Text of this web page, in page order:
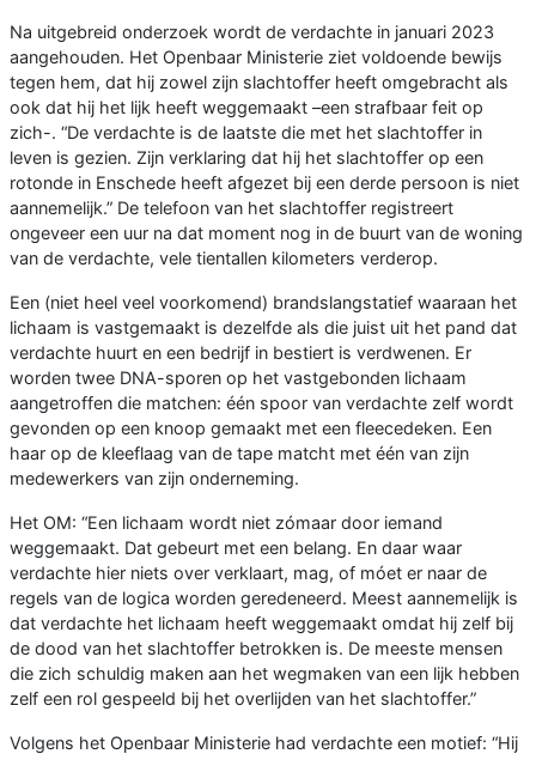
Na uitgebreid onderzoek wordt de verdachte in januari 2023
aangehouden. Het Openbaar Ministerie ziet voldoende bewijs
tegen hem, dat hij zowel zijn slachtoffer heeft omgebracht als
ook dat hij het lijk heeft weggemaakt –een strafbaar feit op
zich-. “De verdachte is de laatste die met het slachtoffer in
leven is gezien. Zijn verklaring dat hij het slachtoffer op een
rotonde in Enschede heeft afgezet bij een derde persoon is niet
aannemelijk.” De telefoon van het slachtoffer registreert
ongeveer een uur na dat moment nog in de buurt van de woning
van de verdachte, vele tientallen kilometers verderop.
Een (niet heel veel voorkomend) brandslangstatief waaraan het
lichaam is vastgemaakt is dezelfde als die juist uit het pand dat
verdachte huurt en een bedrijf in bestiert is verdwenen. Er
worden twee DNA-sporen op het vastgebonden lichaam
aangetroffen die matchen: één spoor van verdachte zelf wordt
gevonden op een knoop gemaakt met een fleecedeken. Een
haar op de kleeflaag van de tape matcht met één van zijn
medewerkers van zijn onderneming.
Het OM: “Een lichaam wordt niet zómaar door iemand
weggemaakt. Dat gebeurt met een belang. En daar waar
verdachte hier niets over verklaart, mag, of móet er naar de
regels van de logica worden geredeneerd. Meest aannemelijk is
dat verdachte het lichaam heeft weggemaakt omdat hij zelf bij
de dood van het slachtoffer betrokken is. De meeste mensen
die zich schuldig maken aan het wegmaken van een lijk hebben
zelf een rol gespeeld bij het overlijden van het slachtoffer.”
Volgens het Openbaar Ministerie had verdachte een motief: “Hij